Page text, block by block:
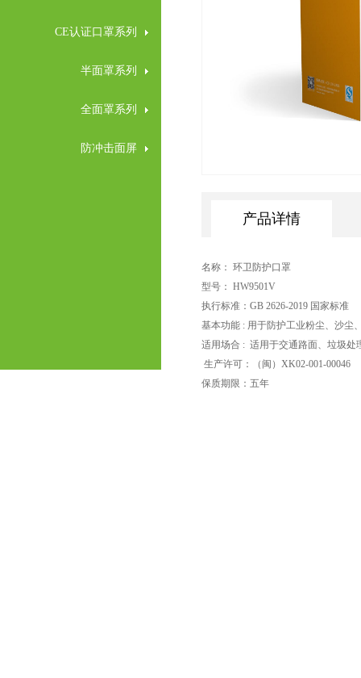
CE认证口罩系列
半面罩系列
全面罩系列
防冲击面屏
产品详情
名称： 环卫防护口罩
型号： HW9501V
执行标准：GB 2626-2019 国家标准
基本功能 : 用于防护工业粉尘、沙尘
适用场合 : 适用于交通路面、垃圾处
生产许可：（闽）XK02-001-00046
保质期限：五年